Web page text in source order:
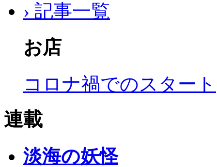
› 記事一覧
お店
コロナ禍でのスタート
連載
淡海の妖怪